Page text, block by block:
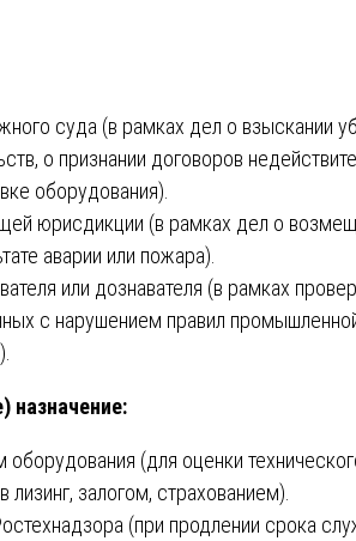
суда (в рамках дел о взыскании
о признании договоров
оборудования).
юрисдикции (в рамках дел о
аварии или пожара).
или дознавателя (в рамках
с нарушением правил
назначение:
(для оценки
залогом, страхованием).
(при продлении срока